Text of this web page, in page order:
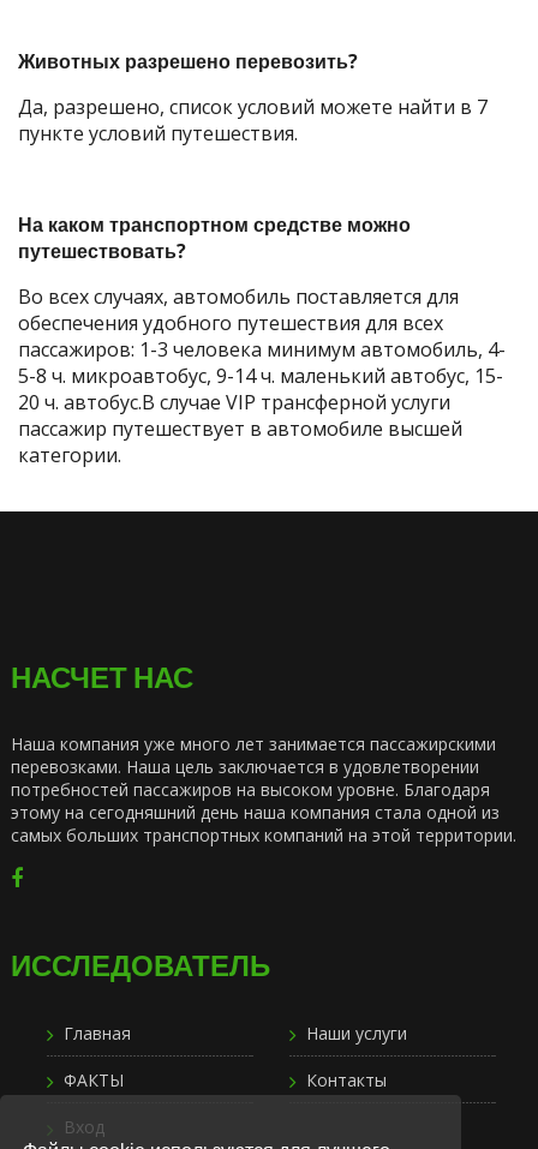
Животных разрешено перевозить?
Да, разрешено, список условий можете найти в 7
пункте условий путешествия.
На каком транспортном средстве можно
путешествовать?
Во всех случаях, автомобиль поставляется для
обеспечения удобного путешествия для всех
пассажиров: 1-3 человека минимум автомобиль, 4-
5-8 ч. микроавтобус, 9-14 ч. маленький автобус, 15-
20 ч. автобус.В случае VIP трансферной услуги
пассажир путешествует в автомобиле высшей
категории.
НАСЧЕТ НАС
Наша компания уже много лет занимается пассажирскими
перевозками. Наша цель заключается в удовлетворении
потребностей пассажиров на высоком уровне. Благодаря
этому на сегодняшний день наша компания стала одной из
самых больших транспортных компаний на этой территории.
ИССЛЕДОВАТЕЛЬ
Главная Наши услуги
ФАКТЫ Контакты
Вход